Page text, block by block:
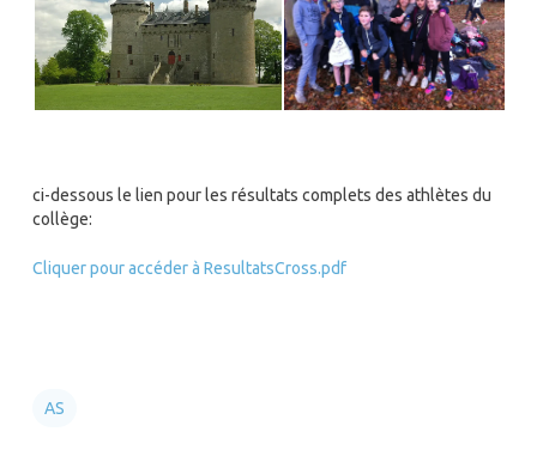
ci-dessous le lien pour les résultats complets des athlètes du
collège:
Cliquer pour accéder à ResultatsCross.pdf
AS